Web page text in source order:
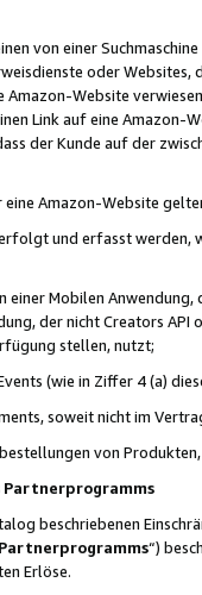
von einer
oder Websites,
Amazon-Website
Link auf eine
der Kunde auf der
Amazon-Website
und erfasst werden,
Mobilen
der nicht Creators
stellen, nutzt;
(wie in Ziffer 4 (a)
soweit nicht im
von
Partnerprogramms
beschriebenen
“)
Erlöse.